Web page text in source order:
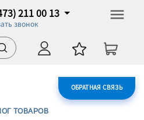
211 00 13
звонок
ОБРАТНАЯ СВЯЗЬ
ТОВАРОВ